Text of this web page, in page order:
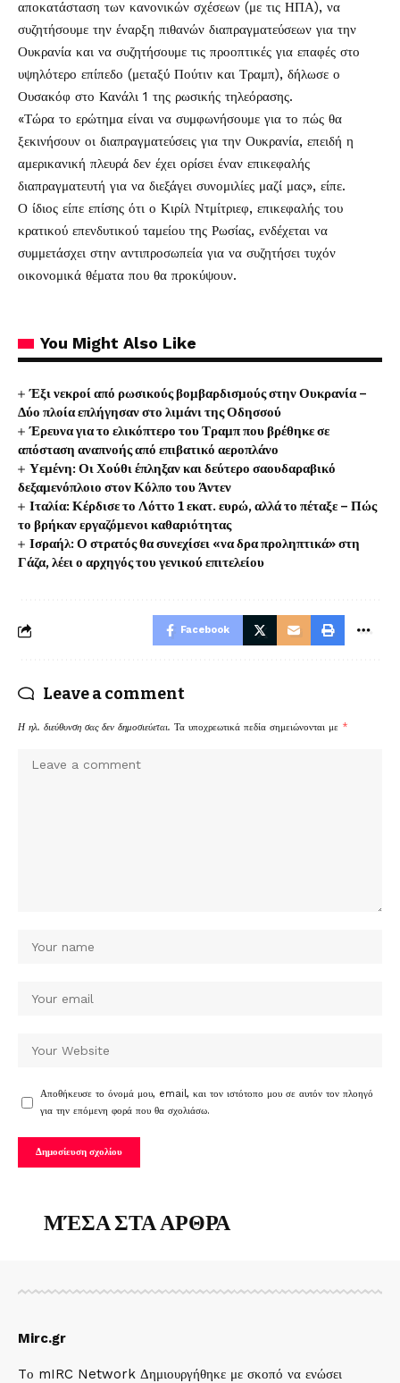
αποκατάσταση των κανονικών σχέσεων (με τις ΗΠΑ), να
συζητήσουμε την έναρξη πιθανών διαπραγματεύσεων για την
Ουκρανία και να συζητήσουμε τις προοπτικές για επαφές στο
υψηλότερο επίπεδο (μεταξύ Πούτιν και Τραμπ), δήλωσε ο
Ουσακόφ στο Κανάλι 1 της ρωσικής τηλεόρασης.
«Τώρα το ερώτημα είναι να συμφωνήσουμε για το πώς θα
ξεκινήσουν οι διαπραγματεύσεις για την Ουκρανία, επειδή η
αμερικανική πλευρά δεν έχει ορίσει έναν επικεφαλής
διαπραγματευτή για να διεξάγει συνομιλίες μαζί μας», είπε.
Ο ίδιος είπε επίσης ότι ο Κιρίλ Ντμίτριεφ, επικεφαλής του
κρατικού επενδυτικού ταμείου της Ρωσίας, ενδέχεται να
συμμετάσχει στην αντιπροσωπεία για να συζητήσει τυχόν
οικονομικά θέματα που θα προκύψουν.
You Might Also Like
Έξι νεκροί από ρωσικούς βομβαρδισμούς στην Ουκρανία –
Δύο πλοία επλήγησαν στο λιμάνι της Οδησσού
Έρευνα για το ελικόπτερο του Τραμπ που βρέθηκε σε
απόσταση αναπνοής από επιβατικό αεροπλάνο
Υεμένη: Οι Χούθι έπληξαν και δεύτερο σαουδαραβικό
δεξαμενόπλοιο στον Κόλπο του Άντεν
Ιταλία: Κέρδισε το Λόττο 1 εκατ. ευρώ, αλλά το πέταξε – Πώς
το βρήκαν εργαζόμενοι καθαριότητας
Ισραήλ: Ο στρατός θα συνεχίσει «να δρα προληπτικά» στη
Γάζα, λέει ο αρχηγός του γενικού επιτελείου
Facebook
Leave a comment
Η ηλ. διεύθυνση σας δεν δημοσιεύεται. Τα υποχρεωτικά πεδία σημειώνονται με *
Αποθήκευσε το όνομά μου, email, και τον ιστότοπο μου σε αυτόν τον πλοηγό
για την επόμενη φορά που θα σχολιάσω.
ΜΈΣΑ ΣΤΑ ΑΡΘΡΑ
Mirc.gr
Tο mIRC Network Δημιουργήθηκε με σκοπό να ενώσει